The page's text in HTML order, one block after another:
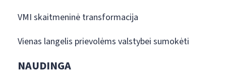
VMI skaitmeninė transformacija
Vienas langelis prievolėms valstybei sumokėti
NAUDINGA